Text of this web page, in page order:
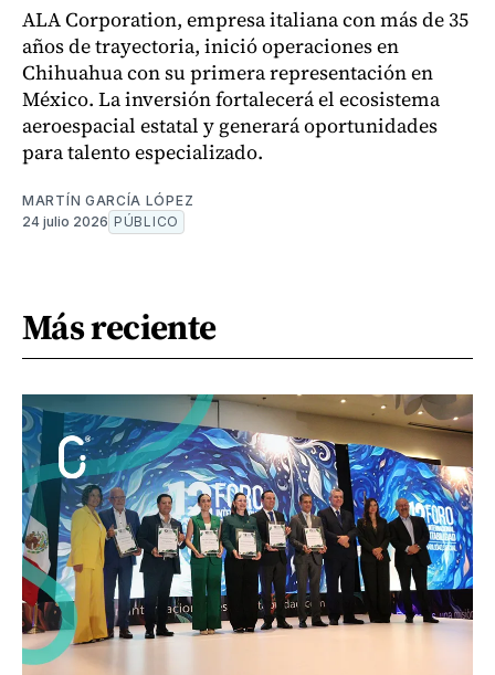
ALA Corporation, empresa italiana con más de 35
años de trayectoria, inició operaciones en
Chihuahua con su primera representación en
México. La inversión fortalecerá el ecosistema
aeroespacial estatal y generará oportunidades
para talento especializado.
MARTÍN GARCÍA LÓPEZ
24 julio 2026 PÚBLICO
Más reciente